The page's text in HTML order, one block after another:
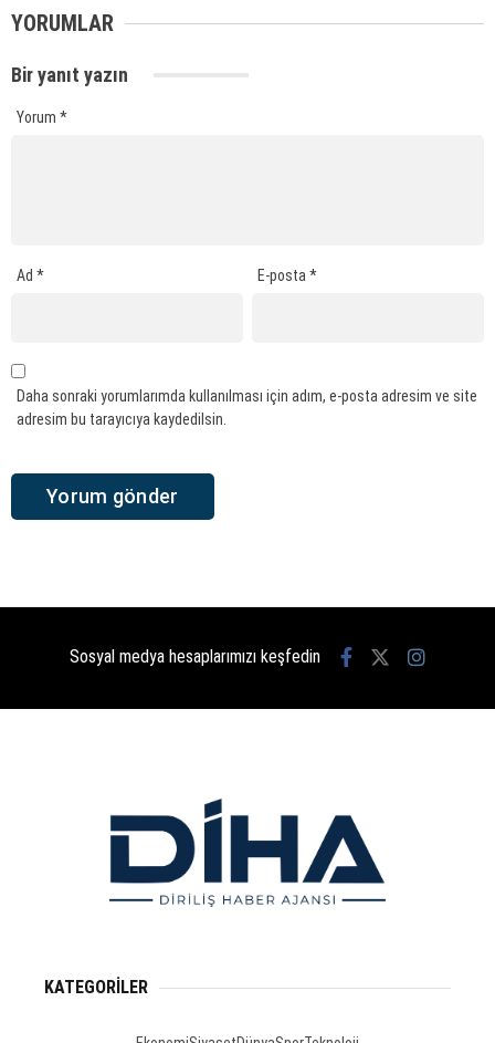
YORUMLAR
Bir yanıt yazın
Yorum *
Ad * E-posta*
Daha sonraki yorumlarımda kullanılması için adım, e-posta adresim ve site
adresim bu tarayıcıya kaydedilsin.
Sosyal medya hesaplarımızı keşfedin
KATEGORİLER